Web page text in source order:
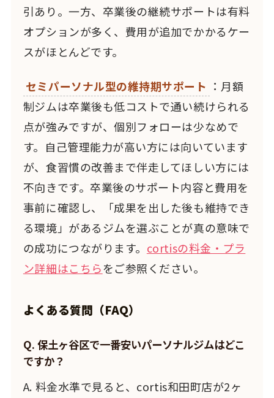
引あり。一方、卒業後の継続サポートは有料
オプションが多く、費用が追加でかかるケー
スがほとんどです。
セミパーソナル型の維持期サポート ：月額
制ジムは卒業後も低コストで通い続けられる
点が強みですが、個別フォローは少なめで
す。自己管理能力が高い方には向いています
が、食習慣の改善まで伴走してほしい方には
不向きです。卒業後のサポート内容と費用を
事前に確認し、「成果を出した後も維持でき
る環境」があるジムを選ぶことが真の意味で
の成功につながります。 cortisの料金・プラ
ン詳細はこちらをご参照ください。
よくある質問（FAQ）
Q. 保土ヶ谷区で一番安いパーソナルジムはどこ
ですか？
A. 料金水準で見ると、cortis和田町店が2ヶ